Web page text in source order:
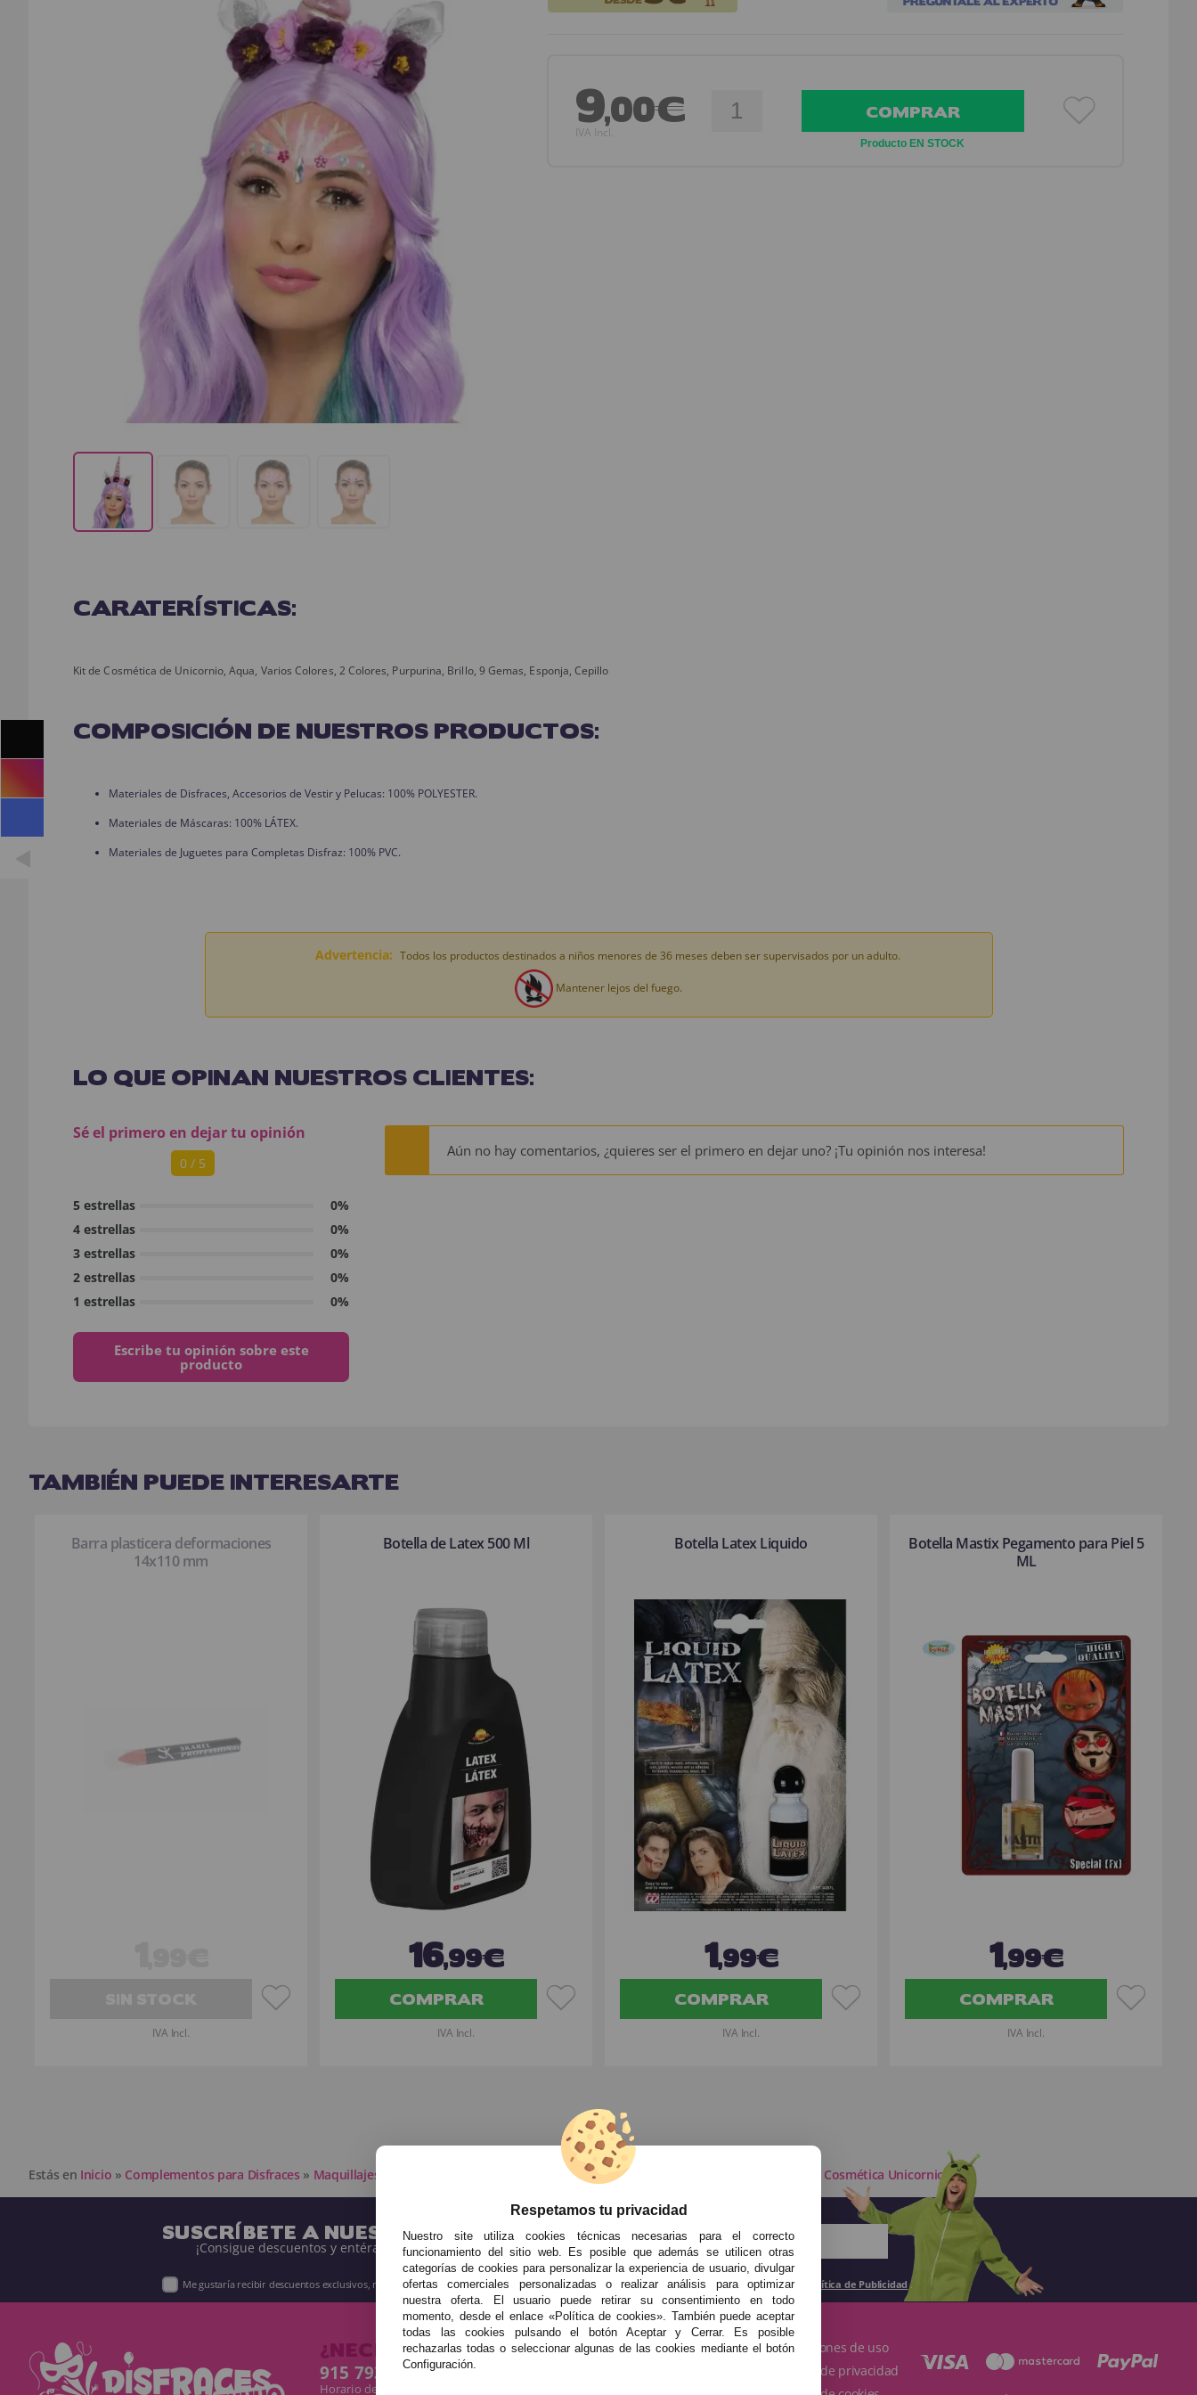
9,00€
IVA Incl.
COMPRAR
Producto EN STOCK
CARATERÍSTICAS:
Kit de Cosmética de Unicornio, Aqua, Varios Colores, 2 Colores, Purpurina, Brillo, 9 Gemas, Esponja, Cepillo
COMPOSICIÓN DE NUESTROS PRODUCTOS:
Materiales de Disfraces, Accesorios de Vestir y Pelucas: 100% POLYESTER.
Materiales de Máscaras: 100% LÁTEX.
Materiales de Juguetes para Completas Disfraz: 100% PVC.
Advertencia: Todos los productos destinados a niños menores de 36 meses deben ser supervisados por un adulto.
Mantener lejos del fuego.
LO QUE OPINAN NUESTROS CLIENTES:
Sé el primero en dejar tu opinión
0 / 5
5 estrellas
0%
4 estrellas
0%
3 estrellas
0%
2 estrellas
0%
1 estrellas
0%
Escribe tu opinión sobre este
producto
Aún no hay comentarios, ¿quieres ser el primero en dejar uno? ¡Tu opinión nos interesa!
TAMBIÉN PUEDE INTERESARTE
Barra plasticera deformaciones
14x110 mm
IVA Incl.
Botella de Latex 500 Ml
16,99€
COMPRAR
IVA Incl.
Botella Latex Liquido
1,99€
COMPRAR
IVA Incl.
Botella Mastix Pegamento para Piel 5
ML
1,99€
COMPRAR
IVA Incl.
Estás en Inicio » Complementos para Disfraces » Maquillajes para Disfraces Efectos Especiales para Disfraces Kit de Cosmética Unicornio
SUSCRÍBETE A NUESTRA NEWSLETTER
¡Consigue descuentos y entérate de todo antes que nadie!
Me gustaría recibir descuentos exclusivos, novedades y tendencias por e-mail. Puedo darme de baja cuando quiera según lo recogido en la Política de Publicidad .
¿NECESITAS AYUDA?
915 793 695
Horario de Lunes a Sábados de 10 a 14h y de 17 a 20h
· Quiénes somos
· Condiciones de uso
· Política de privacidad
Respetamos tu privacidad
Nuestro site utiliza cookies técnicas necesarias para el correcto
funcionamiento del sitio web. Es posible que además se utilicen otras
categorías de cookies para personalizar la experiencia de usuario, divulgar
ofertas comerciales personalizadas o realizar análisis para optimizar
nuestra oferta. El usuario puede retirar su consentimiento en todo
momento, desde el enlace «Política de cookies». También puede aceptar
todas las cookies pulsando el botón Aceptar y Cerrar. Es posible
rechazarlas todas o seleccionar algunas de las cookies mediante el botón
Configuración.